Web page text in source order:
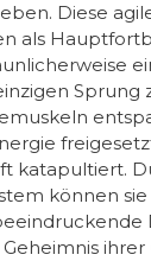
Diese
als
Sprung
katapultiert.
können